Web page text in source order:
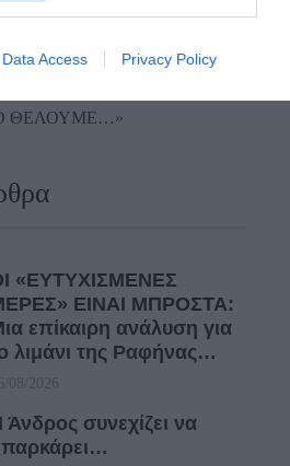
Data Access Privacy Policy
ώρας…
ΑΝΑΚΑΛΥΨΑ ΤΟ
ΘΕΛΟΥΜΕ…»
«ΕΥΤΥΧΙΣΜΕΝΕΣ
ΕΙΝΑΙ ΜΠΡΟΣΤΑ:
επίκαιρη ανάλυση για
λιμάνι της Ραφήνας…
08/2026
Άνδρος συνεχίζει να